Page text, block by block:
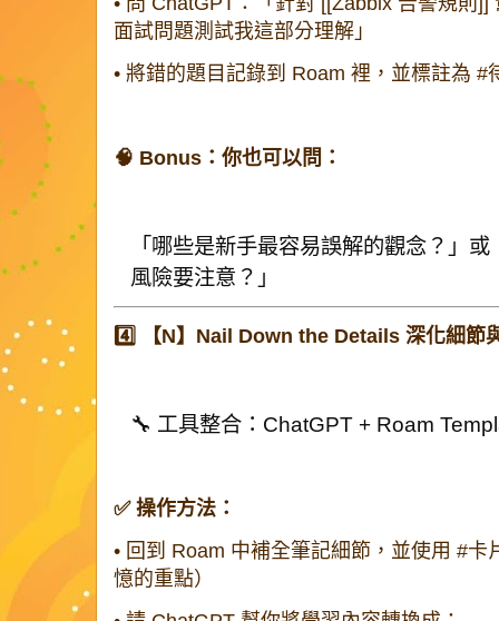
面試問題測試我這部分理解」
• 將錯的題目記錄到 Roam 裡，並標註為 #
🧠 Bonus：你也可以問：
「哪些是新手最容易誤解的觀念？」
風險要注意？」
4️⃣ 【N】Nail Down the Details 深化細節
🔧 工具整合：ChatGPT + Roam
✅ 操作方法：
• 回到 Roam 中補全筆記細節，並使用 #卡
憶的重點）